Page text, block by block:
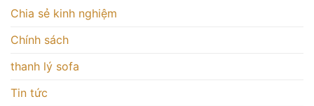
Chia sẻ kinh nghiệm
Chính sách
thanh lý sofa
Tin tức